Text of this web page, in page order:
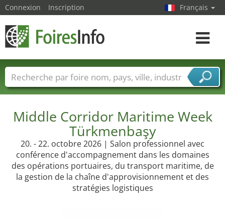
Middle Corridor Maritime Week
Türkmenbaşy
20. - 22. octobre 2026 | Salon professionnel avec
conférence d'accompagnement dans les domaines
des opérations portuaires, du transport maritime, de
la gestion de la chaîne d'approvisionnement et des
stratégies logistiques
Connexion Inscription Français
Toggle
Foire noms Pays Villes
Secteurs de foire